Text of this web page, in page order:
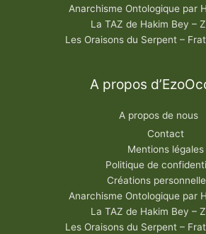
Anarchisme Ontologique par
La TAZ de Hakim Bey –
Les Oraisons du Serpent –
A propos
A propos de nous
Contact
Mentions légales
Politique de
Créations
Anarchisme Ontologique par
La TAZ de Hakim Bey –
Les Oraisons du Serpent –